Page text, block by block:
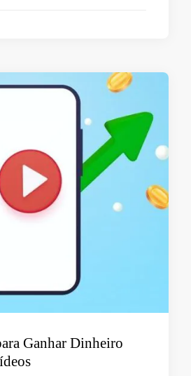
Ganhar Dinheiro